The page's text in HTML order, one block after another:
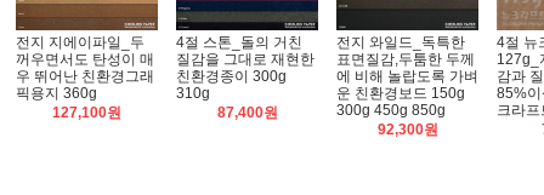
전지 지에이파일_두
꺼우면서도 탄성이 매
우 뛰어난 친환경그래
픽용지 360g
127,100원
4절 스톤_돌의 거친
질감을 그대로 재현한
친환경종이 300g
310g
87,400원
전지 와일드_독특한
표면질감,두툼한 두께
에 비해 놀랍도록 가벼
운 친환경보드 150g
300g 450g 850g
92,300원
4절 뉴
127g_
감과
85%이
크라프